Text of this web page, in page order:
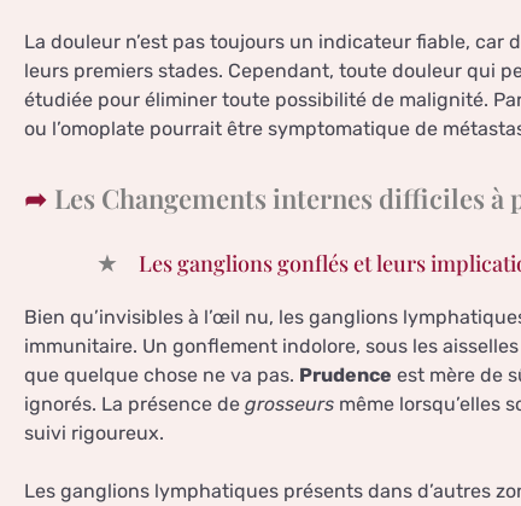
La douleur n’est pas toujours un indicateur fiable, car
leurs premiers stades. Cependant, toute douleur qui
étudiée pour éliminer toute possibilité de malignité.
ou l’omoplate pourrait être symptomatique de
Les Changements internes difficiles à
Les ganglions gonflés et leurs
Bien qu’invisibles à l’œil nu, les ganglions
immunitaire. Un gonflement indolore, sous les
que quelque chose ne va pas. Prudence est mère de
ignorés. La présence de grosseurs même lorsqu’elles
suivi rigoureux.
Les ganglions lymphatiques présents dans d’autres